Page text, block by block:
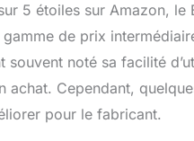
5 étoiles sur Amazon,
gamme de prix
souvent noté sa facilité
achat. Cependant,
pour le fabricant.